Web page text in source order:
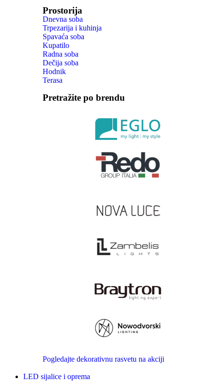
Prostorija
Dnevna soba
Trpezarija i kuhinja
Spavaća soba
Kupatilo
Radna soba
Dečija soba
Hodnik
Terasa
Pretražite po brendu
Pogledajte dekorativnu rasvetu na akciji
LED sijalice i oprema